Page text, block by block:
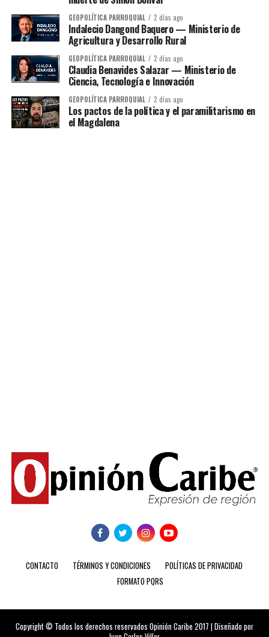
GEOPOLÍTICA PARROQUIAL 2 días ago
Indalecio Dangond Baquero — Ministerio de
Agricultura y Desarrollo Rural
GEOPOLÍTICA PARROQUIAL 2 días ago
Claudia Benavides Salazar — Ministerio de
Ciencia, Tecnología e Innovación
GEOPOLÍTICA PARROQUIAL 2 días ago
Los pactos de la política y el paramilitarismo en
el Magdalena
CONTACTO TÉRMINOS Y CONDICIONES
POLÍTICAS DE PRIVACIDAD
FORMATO PQRS
Copyright © Todos los derechos reservados Opinión Caribe 2017 | Diseñado por